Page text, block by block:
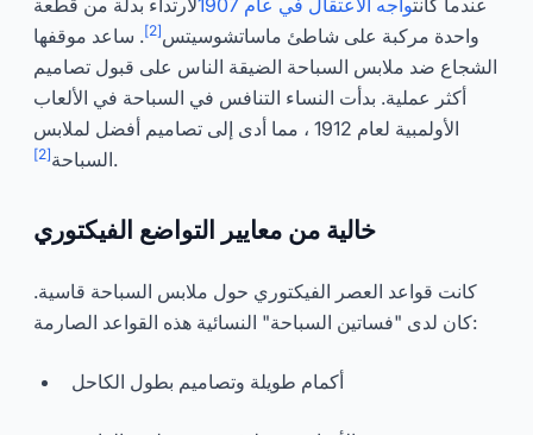
واحدة مركبة على شاطئ ماساتشوسيتس[2]
. ساعد موقفها
الشجاع ضد ملابس السباحة الضيقة الناس على قبول تصاميم
أكثر عملية. بدأت النساء التنافس في السباحة في الألعاب
الأولمبية لعام 1912 ، مما أدى إلى تصاميم أفضل لملابس
السباحة[2] .
خالية من معايير التواضع الفيكتوري
كانت قواعد العصر الفيكتوري حول ملابس السباحة قاسية.
كان لدى "فساتين السباحة" النسائية هذه القواعد الصارمة:
أكمام طويلة وتصاميم بطول الكاحل